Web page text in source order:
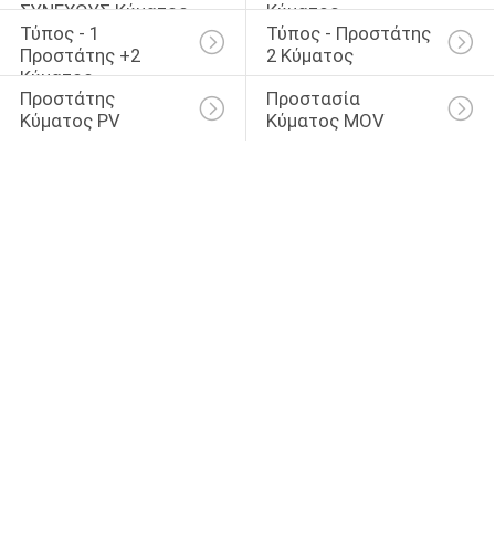
ΣΥΝΕΧΟΥΣ Κύματος
Κύματος
Οδηγήσεων
Τύπος - 1
Προστάτης +2
Κύματος
Τύπος - Προστάτης
2 Κύματος
Προστάτης
Κύματος PV
Προστασία
Κύματος MOV